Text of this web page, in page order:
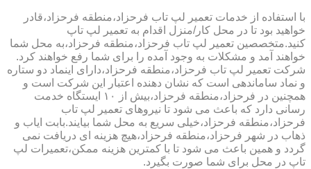
با استفاده از خدمات تعمیر لپ تاب فرحزاد،منطقه فرحزاد،قادر
خواهید بود تا در محل کار/منزل اقدام به تعمیر لپ تاپ
کنید.متخصصین تعمیر لپ تاب فرحزاد،منطقه فرحزاد،به محل شما
خواهند آمد و مشکلات به وجود آمده را برای شما رفع خواهند کرد.
شرکت تعمیر لپ تاب فرحزاد،منطقه فرحزاد،دارای اینماد دو ستاره
و نماد ساماندهی است که نشان دهنده اعتبار این شرکت است و
همچنین در فرحزاد،منطقه فرحزاد،بیش از ۱۰ ایستگاه خدمت
رسانی دارد که باعث می شود تا نیروهای تعمیر لپ تاب
فرحزاد،منطقه فرحزاد،خیلی سریع به محل شما بیایند.بابت ایاب و
ذهاب در شهر فرحزاد،منطقه فرحزاد،هیچ هزینه ای دریافت نمی
گردد و همین باعث می شود تا با کمترین هزینه ممکن،تعمیرات لپ
تاپ در محل برای شما صورت بگیرد.